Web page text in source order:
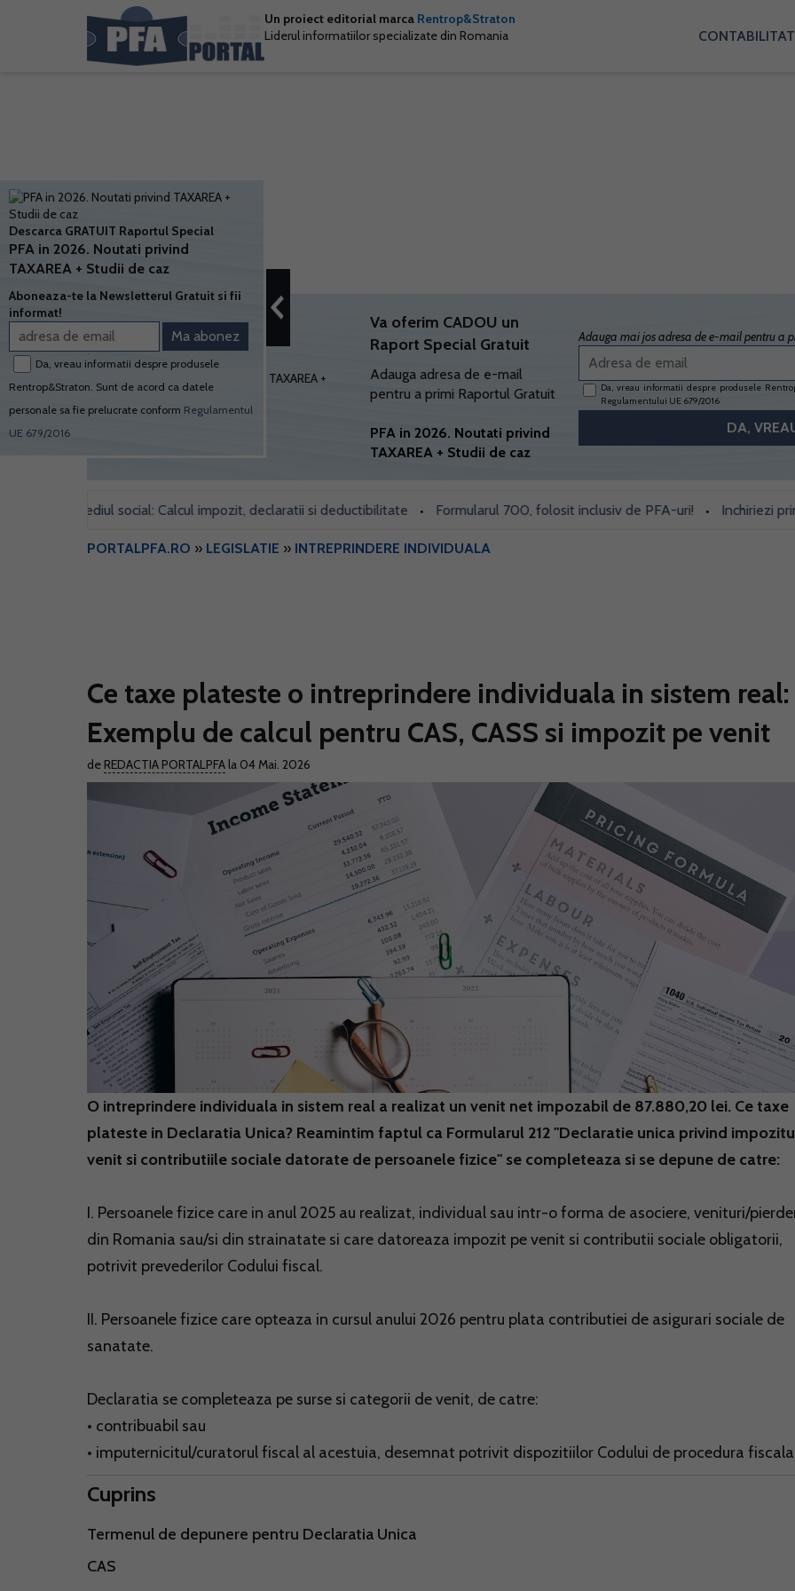
Un proiect editorial marca Rentrop&Straton
Liderul informatiilor specializate din Romania
Va oferim CADOU un
Raport Special Gratuit
Adauga adresa de e-mail
pentru a primi Raportul Gratuit
PFA in 2026. Noutati privind
TAXAREA + Studii de caz
Adauga mai jos adresa de e-mail pentru a
Da, vreau informatii despre produsele
Regulamentului UE 679/2016
sediul social: Calcul impozit, declaratii si deductibilitate • Formularul 700, folosit inclusiv de PFA-uri! • Inchiriezi prin
PORTALPFA.RO » LEGISLATIE » INTREPRINDERE INDIVIDUALA
Ce taxe plateste o intreprindere individuala in sistem real:
Exemplu de calcul pentru CAS, CASS si impozit pe venit
de REDACTIA PORTALPFA la 04 Mai. 2026
O intreprindere individuala in sistem real a realizat un venit net impozabil de 87.880,20 lei. Ce taxe
plateste in Declaratia Unica? Reamintim faptul ca Formularul 212 "Declaratie unica privind
venit si contributiile sociale datorate de persoanele fizice" se completeaza si se depune de catre:
I. Persoanele fizice care in anul 2025 au realizat, individual sau intr-o forma de asociere, venituri/
din Romania sau/si din strainatate si care datoreaza impozit pe venit si contributii sociale obligatorii,
potrivit prevederilor Codului fiscal.
II. Persoanele fizice care opteaza in cursul anului 2026 pentru plata contributiei de asigurari sociale de
sanatate.
Declaratia se completeaza pe surse si categorii de venit, de catre:
• contribuabil sau
• imputernicitul/curatorul fiscal al acestuia, desemnat potrivit dispozitiilor Codului de procedura fiscala
Cuprins
Termenul de depunere pentru Declaratia Unica
CAS
Descarca GRATUIT Raportul Special
PFA in 2026. Noutati privind
TAXAREA + Studii de caz
Aboneaza-te la Newsletterul Gratuit si fii
informat!
Da, vreau informatii despre produsele
Rentrop&Straton. Sunt de acord ca datele
personale sa fie prelucrate conform Regulamentul
UE 679/2016